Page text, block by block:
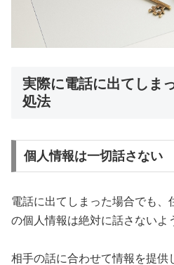
実際に電話に出てしま
処法
個人情報は一切話さない
電話に出てしまった場合でも、
の個人情報は絶対に話さないよ
相手の話に合わせて情報を提供